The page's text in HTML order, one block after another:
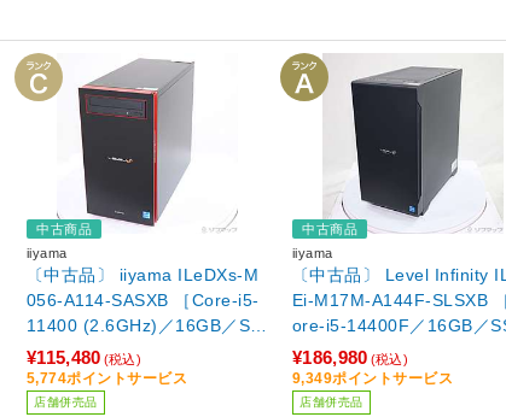
中古商品
iiyama
〔中古品〕 iiyama ILeDXs-M
056-A114-SASXB ［Core-i5-
11400 (2.6GHz)／16GB／SS
D512GB／SSD500GB／GeFo
rce RTX 3060Ti(8GB)／Wind
ows11 Home］
¥115,480 (税込)
5,774ポイントサービス
店舗併売品
中古商品
iiyama
〔中古品〕 Level Infinity
Ei-M17M-A144F-SLSXB
ore-i5-14400F／16GB／
1TB／GeForce RTX
GB)／Windows11 Home］
¥186,980 (税込)
9,349ポイントサービス
店舗併売品